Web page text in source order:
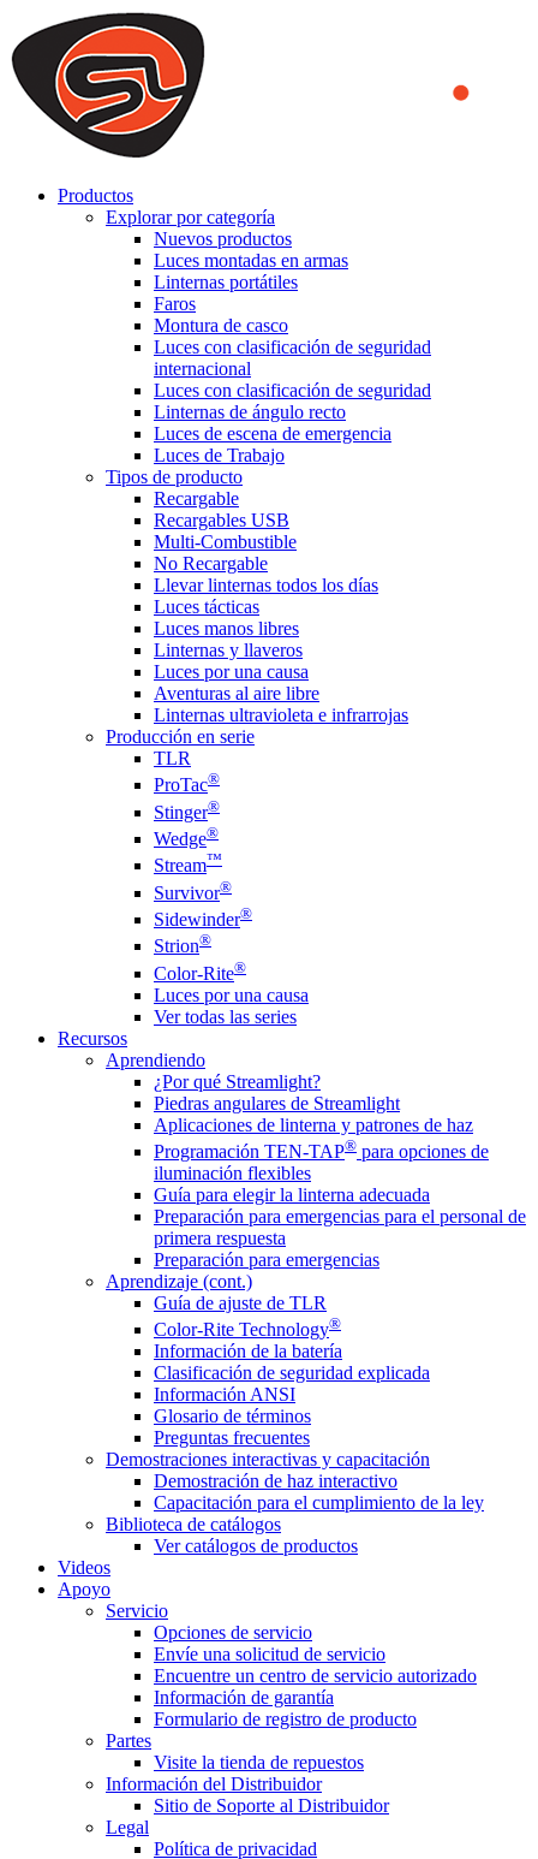
We use cookies to ensure that we provide you the best experience
on our website. By continuing to browse this website, you accept
that cookies are used to help us analyze how the website is used and
to offer you a better experience. To learn more or to find out how
you can disable cookies, you can access our
Productos
Explorar por categoría
Nuevos productos
Luces montadas en armas
Linternas portátiles
Faros
Montura de casco
Luces con clasificación de seguridad
internacional
Luces con clasificación de seguridad
Linternas de ángulo recto
Luces de escena de emergencia
Luces de Trabajo
Tipos de producto
Recargable
Recargables USB
Multi-Combustible
No Recargable
Llevar linternas todos los días
Luces tácticas
Luces manos libres
Linternas y llaveros
Luces por una causa
Aventuras al aire libre
Linternas ultravioleta e infrarrojas
Producción en serie
TLR
ProTac®
Stinger®
Wedge®
Stream™
Survivor®
Sidewinder®
Strion®
Color-Rite®
Luces por una causa
Ver todas las series
Recursos
Aprendiendo
¿Por qué Streamlight?
Piedras angulares de Streamlight
Aplicaciones de linterna y patrones de haz
Programación TEN-TAP® para opciones de
iluminación flexibles
Guía para elegir la linterna adecuada
Preparación para emergencias para el personal de
primera respuesta
Preparación para emergencias
Aprendizaje (cont.)
Guía de ajuste de TLR
Color-Rite Technology®
Información de la batería
Clasificación de seguridad explicada
Información ANSI
Glosario de términos
Preguntas frecuentes
Demostraciones interactivas y capacitación
Demostración de haz interactivo
Capacitación para el cumplimiento de la ley
Biblioteca de catálogos
Ver catálogos de productos
Videos
Apoyo
Servicio
Opciones de servicio
Envíe una solicitud de servicio
Encuentre un centro de servicio autorizado
Información de garantía
Formulario de registro de producto
Partes
Visite la tienda de repuestos
Información del Distribuidor
Sitio de Soporte al Distribuidor
Legal
Política de privacidad